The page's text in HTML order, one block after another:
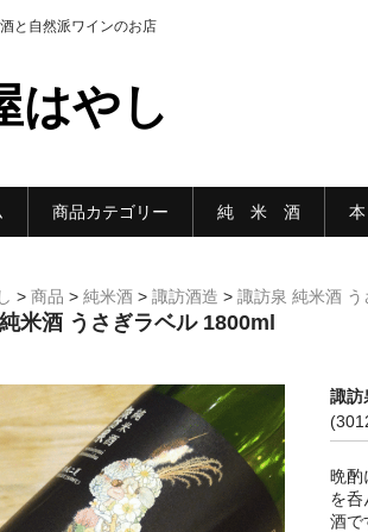
と自然派ワインのお店
はやし
商品カテゴリー 純 米 酒
> 商品 > 純米酒 > 諏訪酒造 > 諏訪泉 純米酒
米酒 うさぎラベル 1800ml
諏訪
晩酌
を呑
酒で